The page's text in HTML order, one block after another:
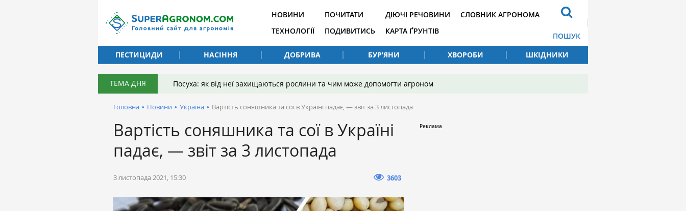
НОВИНИ
ТЕХНОЛОГІЇ
ПОЧИТАТИ
ПОДИВИТИСЬ
ДІЮЧІ РЕЧОВИНИ
КАРТА ҐРУНТІВ
СЛОВНИК АГРОНОМА
ПОШУК
ПЕСТИЦИДИ
НАСІННЯ ДОБРИВА БУР’ЯНИ ХВОРОБИ ШКІДНИКИ
ТЕМА ДНЯ Посуха: як від неї захищаються рослини та чим може допомогти агроном
Головна • Новини • Україна • Вартість соняшника та сої в Україні падає, — звіт за 3 листопада
Вартість соняшника та сої в Україні
падає, — звіт за 3 листопада
3 листопада 2021, 15:30 3603